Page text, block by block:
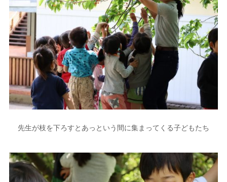
先生が枝を下ろすとあっという間に集まってくる子どもたち